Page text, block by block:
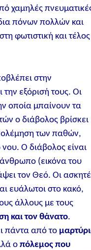
χαμηλές
πόνων πολλών και
φωτιστική και τέλος
στην
την εξόρισή τους. Οι
οποία μπαίνουν τα
ο διάβολος βρίσκει
των παθών,
Ο διάβολος είναι
(εικόνα του
τον Θεό. Οι
ευάλωτοι στο κακό,
άλλους με τους
και τον θάνατο.
πάντα από το
οπόλεμος που